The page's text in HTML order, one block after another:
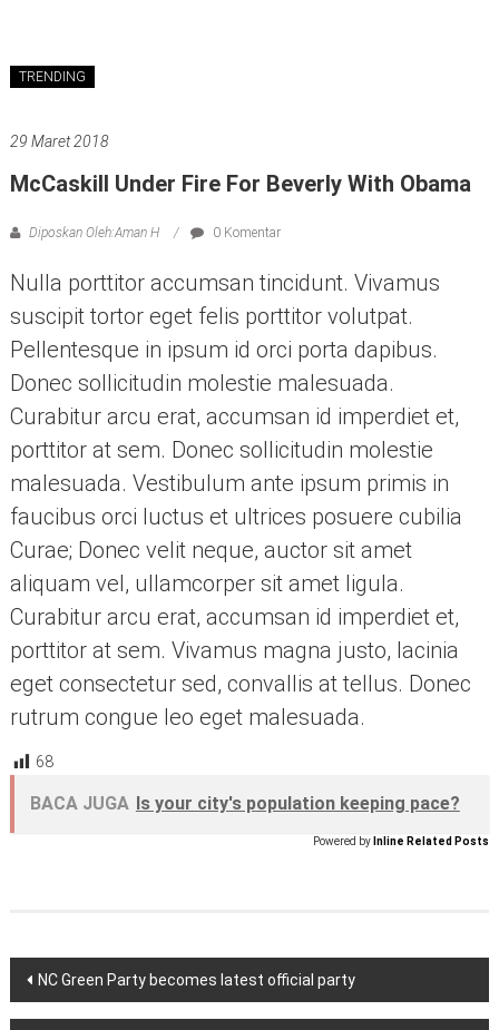
TRENDING
29 Maret 2018
McCaskill Under Fire For Beverly With Obama
Diposkan Oleh:Aman H 0 Komentar
Nulla porttitor accumsan tincidunt. Vivamus
suscipit tortor eget felis porttitor volutpat.
Pellentesque in ipsum id orci porta dapibus.
Donec sollicitudin molestie malesuada.
Curabitur arcu erat, accumsan id imperdiet et,
porttitor at sem. Donec sollicitudin molestie
malesuada. Vestibulum ante ipsum primis in
faucibus orci luctus et ultrices posuere cubilia
Curae; Donec velit neque, auctor sit amet
aliquam vel, ullamcorper sit amet ligula.
Curabitur arcu erat, accumsan id imperdiet et,
porttitor at sem. Vivamus magna justo, lacinia
eget consectetur sed, convallis at tellus. Donec
rutrum congue leo eget malesuada.
68
BACA JUGA Is your city's population keeping pace?
Powered by Inline Related Posts
Navigasi
pos
NC Green Party becomes latest official party